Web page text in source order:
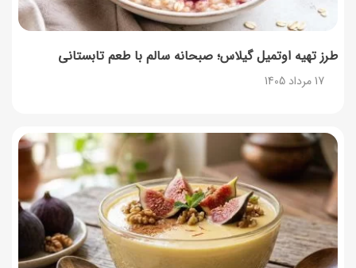
طرز تهیه اوتمیل گیلاس؛ صبحانه سالم با طعم تابستانی
17 مرداد 1405